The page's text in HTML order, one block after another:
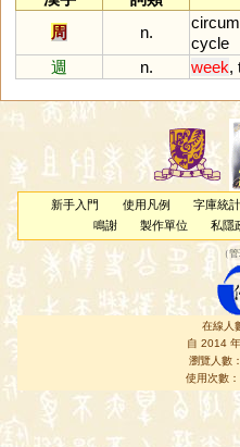
周
n.
cycle
週
n. week,
新手入門 使用凡例 字庫統計
鳴謝
製作單位 私隱
（管
在線人
自 2014
瀏覽人數
使用次數